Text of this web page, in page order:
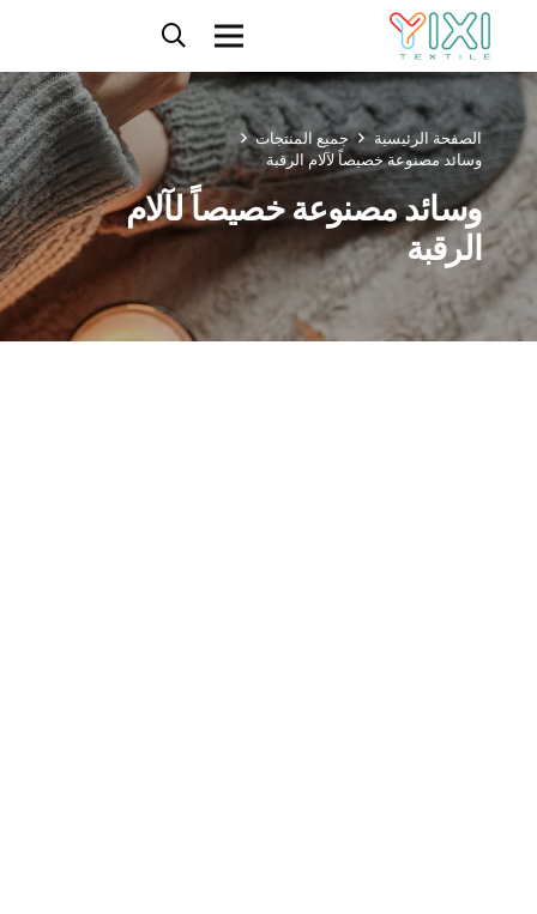
الصفحة الرئيسية
جميع المنتجات
وسائد مصنوعة خصيصاً لآلام الرقبة
وسائد مصنوعة خصيصاً لآلام
الرقبة